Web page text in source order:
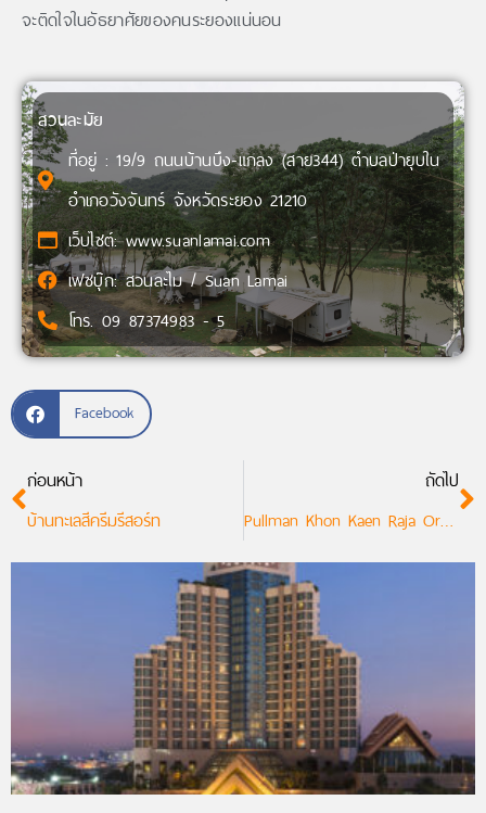
จะติดใจในอัธยาศัยของคนระยองแน่นอน
สวนละมัย
ที่อยู่ : 19/9 ถนนบ้านบึง-แกลง (สาย344) ตำบลป่ายุบใน
อำเภอวังจันทร์ จังหวัดระยอง 21210
เว็บไซต์: www.suanlamai.com
เฟซบุ๊ก: สวนละไม / Suan Lamai
โทร. 09 87374983 - 5
Facebook
ก่อนหน้า
บ้านทะเลสีครีมรีสอร์ท
ถัดไป
Pullman Khon Kaen Raja Orchid